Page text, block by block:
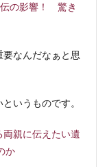
の影響！ 驚き
なんだなぁと思
いうものです。
両親に伝えたい遺
か